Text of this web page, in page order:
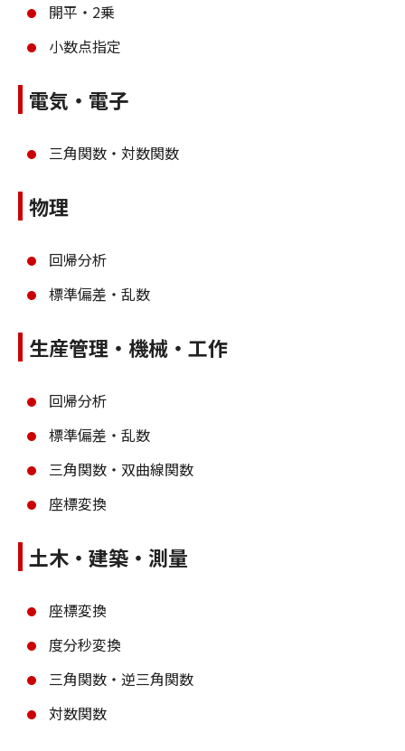
開平・2乗
小数点指定
電気・電子
三角関数・対数関数
物理
回帰分析
標準偏差・乱数
生産管理・機械・工作
回帰分析
標準偏差・乱数
三角関数・双曲線関数
座標変換
土木・建築・測量
座標変換
度分秒変換
三角関数・逆三角関数
対数関数